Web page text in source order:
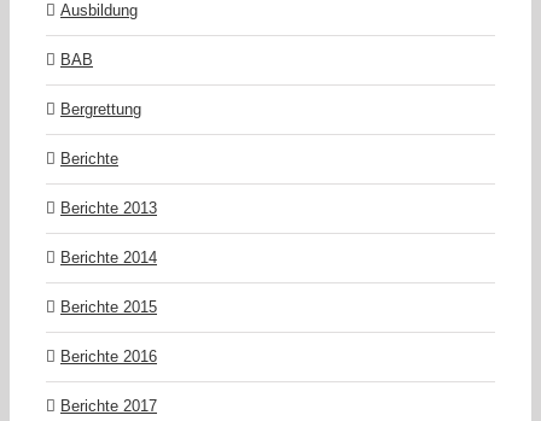
Ausbildung
BAB
Bergrettung
Berichte
Berichte 2013
Berichte 2014
Berichte 2015
Berichte 2016
Berichte 2017